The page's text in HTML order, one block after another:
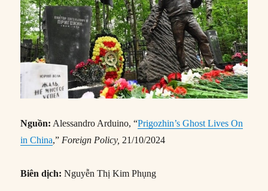
Nguồn: Alessandro Arduino, “Prigozhin’s Ghost Lives On
in China,” Foreign Policy, 21/10/2024
Biên dịch: Nguyễn Thị Kim Phụng